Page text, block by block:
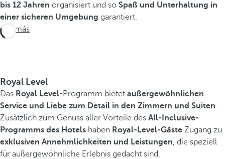
bis 12 Jahren organisiert und so Spaß und Unterhaltung in
einer sicheren Umgebung garantiert.
Ver más
Royal Level
Das Royal Level-Programm bietet außergewöhnlichen
Service und Liebe zum Detail in den Zimmern und Suiten.
Zusätzlich zum Genuss aller Vorteile des All-Inclusive-
Programms des Hotels haben Royal-Level-Gäste Zugang zu
exklusiven Annehmlichkeiten und Leistungen, die speziell
für außergewöhnliche Erlebnis gedacht sind.